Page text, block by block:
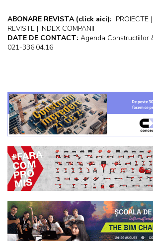
ABONARE REVISTA (click aici): PROIECTE
REVISTE | INDEX COMPANII
DATE DE CONTACT: Agenda Constructiilor
021-336.04.16